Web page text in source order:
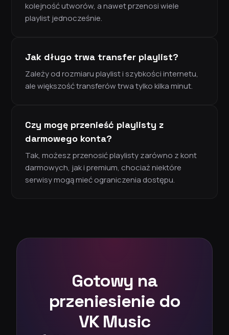
kolejność utworów, a nawet przenosi wiele
playlist jednocześnie.
Jak długo trwa transfer playlist?
Zależy od rozmiaru playlist i szybkości internetu,
ale większość transferów trwa tylko kilka minut.
Czy mogę przenieść playlisty z
darmowego konta?
Tak, możesz przenosić playlisty zarówno z kont
darmowych, jak i premium, chociaż niektóre
serwisy mogą mieć ograniczenia dostępu.
Gotowy na
przeniesienie do
VK Music